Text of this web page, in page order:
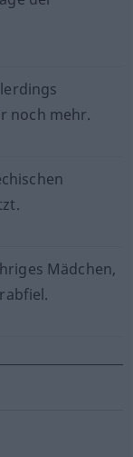
noch mehr.
Mädchen,